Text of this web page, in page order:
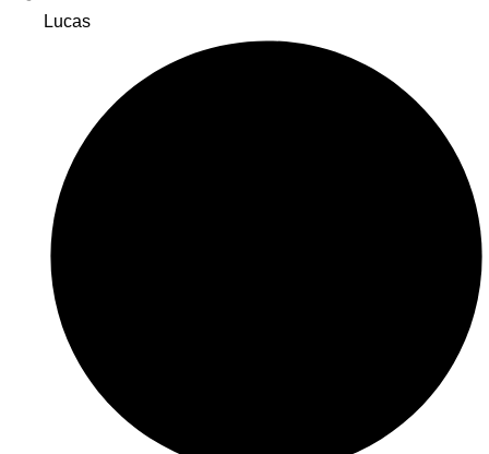
Lucas